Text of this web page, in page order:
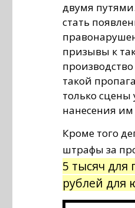
двумя
стать
призывы к
такой
только
нанесения
Кроме того
штрафы за
5 тысяч
рублей для